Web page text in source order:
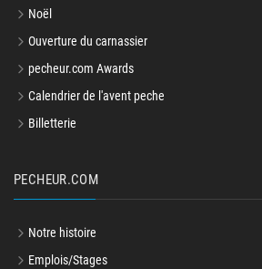
Noël
Ouverture du carnassier
pecheur.com Awards
Calendrier de l'avent peche
Billetterie
PECHEUR.COM
Notre histoire
Emplois/Stages